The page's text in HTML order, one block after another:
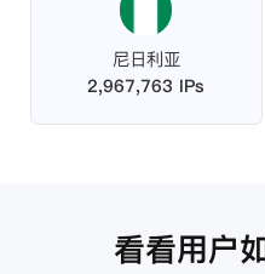
尼日利亚
2,967,763 IPs
看看用户